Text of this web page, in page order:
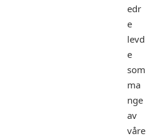
edr
e
levd
e
som
ma
nge
av
våre